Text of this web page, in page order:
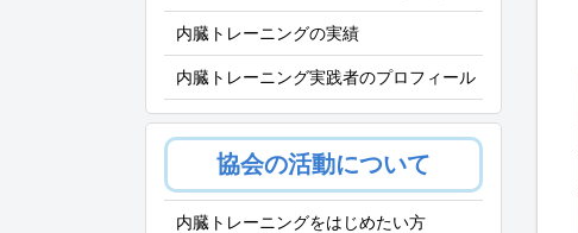
内臓トレーニングの実績
内臓トレーニング実践者のプロフィール
協会の活動について
内臓トレーニングをはじめたい方